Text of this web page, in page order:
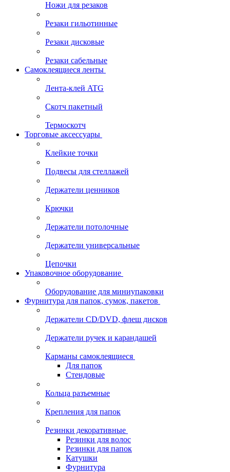
Ножи для резаков
Резаки гильотинные
Резаки дисковые
Резаки сабельные
Самоклеящиеся ленты
Лента-клей ATG
Скотч пакетный
Термоскотч
Торговые аксессуары
Клейкие точки
Подвесы для стеллажей
Держатели ценников
Крючки
Держатели потолочные
Держатели универсальные
Цепочки
Упаковочное оборудование
Оборудование для миниупаковки
Фурнитура для папок, сумок, пакетов
Держатели CD/DVD, флеш дисков
Держатели ручек и карандашей
Карманы самоклеящиеся
Для папок
Стендовые
Кольца разъемные
Крепления для папок
Резинки декоративные
Резинки для волос
Резинки для папок
Катушки
Фурнитура